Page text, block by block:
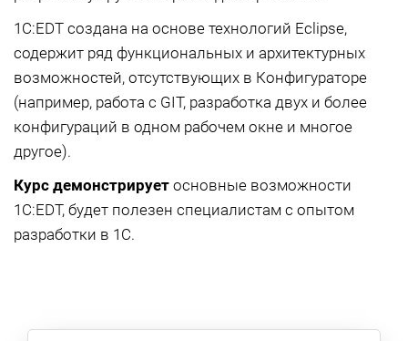
1С:EDT создана на основе технологий Eclipse,
содержит ряд функциональных и архитектурных
возможностей, отсутствующих в Конфигураторе
(например, работа с GIT, разработка двух и более
конфигураций в одном рабочем окне и многое
другое).
Курс демонстрирует основные возможности
1С:EDT, будет полезен специалистам с опытом
разработки в 1С.